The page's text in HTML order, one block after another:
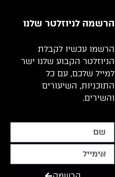
הרשמה לניוזלטר שלנו
הרשמו עכשיו לקבלת
הניוזלטר הקבוע שלנו ישר
למייל שלכם, עם כל
התוכניות, השיעורים
והשירים.